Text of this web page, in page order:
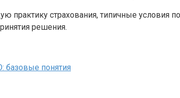
практику страхования, типичные
решения.
базовые понятия